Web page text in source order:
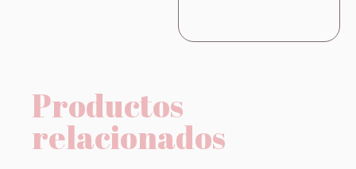
Productos
relacionados